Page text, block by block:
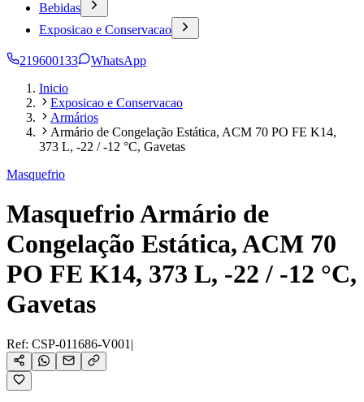
Bebidas
Exposicao e Conservacao
219600133
WhatsApp
Inicio
Exposicao e Conservacao
Armários
Armário de Congelação Estática, ACM 70 PO FE K14,
373 L, -22 / -12 °C, Gavetas
Masquefrio
Masquefrio Armário de
Congelação Estática, ACM 70
PO FE K14, 373 L, -22 / -12 °C,
Gavetas
Ref: CSP-011686-V001 |